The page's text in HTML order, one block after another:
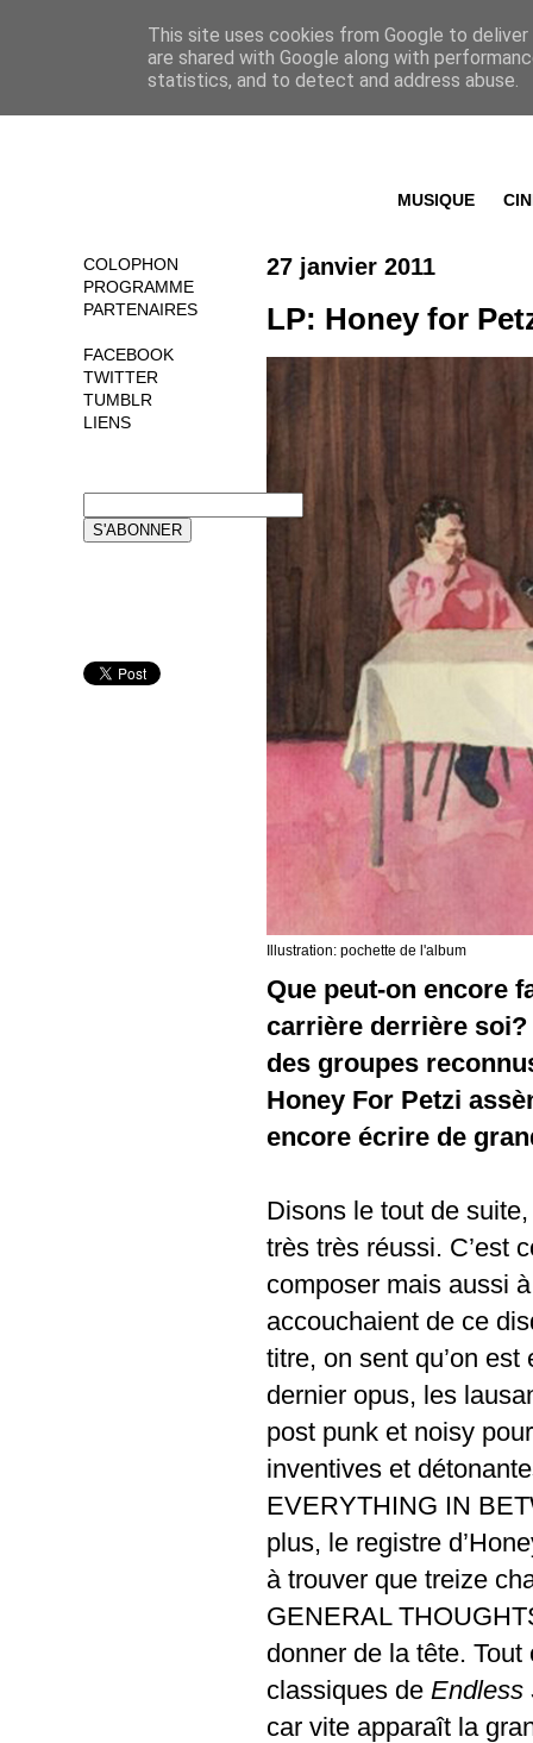
MUSIQUE
27 janvier 2011
LP: Honey for
Illustration: pochette de l'album
Que peut-on encore
carrière derrière soi?
des groupes
Honey For Petzi
encore écrire de
Disons le tout de
très très réussi. C’est
composer mais aussi
accouchaient de ce
titre, on sent qu’on
dernier opus, les
post punk et noisy
inventives et
EVERYTHING IN
plus, le registre
à trouver que treize
GENERAL
donner de la tête.
classiques de Endless
car vite apparaît la
COLOPHON
PROGRAMME
PARTENAIRES
FACEBOOK
TWITTER
TUMBLR
LIENS
This site uses cookies from Google to
are shared with Google along with
statistics, and to detect and address abuse.